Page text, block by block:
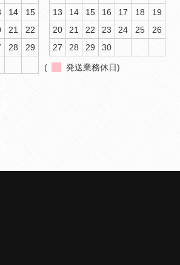
14
15
21
22
28
29
13
14 15 16 17 18
19
20
21 22 23 24 25
26
27
28 29 30
( 発送業務休日)